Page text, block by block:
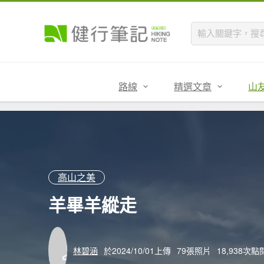
路線 精選文章 山
高山之美
羊畢羊縱走
林碧涵 於2024/10/01上傳 79張照片 18,938次點